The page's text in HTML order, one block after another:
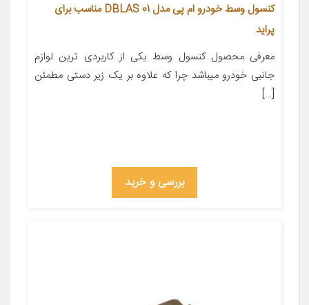
کنسول وسط خودرو ام پی مدل DBLAS 01 مناسب برای
پراید
معرفی محصول کنسول وسط یکی از کاربردی ترین لوازم
جانبی خودرو میباشد چرا که علاوه بر یک زیر دستی مطمئن
[…]
بررسی و خرید